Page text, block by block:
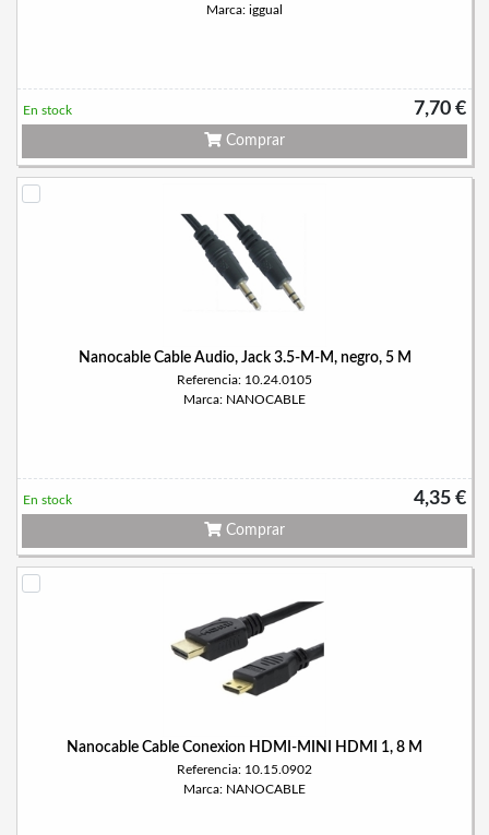
Marca: iggual
7,70 €
En stock
Comprar
Nanocable Cable Audio, Jack 3.5-M-M, negro, 5 M
Referencia: 10.24.0105
Marca: NANOCABLE
4,35 €
En stock
Comprar
Nanocable Cable Conexion HDMI-MINI HDMI 1, 8 M
Referencia: 10.15.0902
Marca: NANOCABLE